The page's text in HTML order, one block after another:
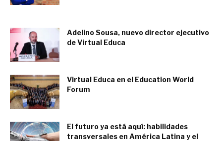
Adelino Sousa, nuevo director ejecutivo
de Virtual Educa
Virtual Educa en el Education World
Forum
El futuro ya está aquí: habilidades
transversales en América Latina y el